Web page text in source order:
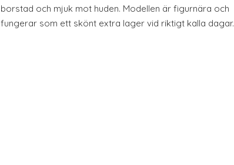
borstad och mjuk mot huden. Modellen är figurnära och
fungerar som ett skönt extra lager vid riktigt kalla dagar.